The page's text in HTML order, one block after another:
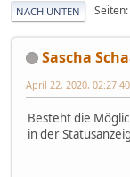
NACH UNTEN Seiten
Sascha
April 22, 2020,
Besteht die
in der